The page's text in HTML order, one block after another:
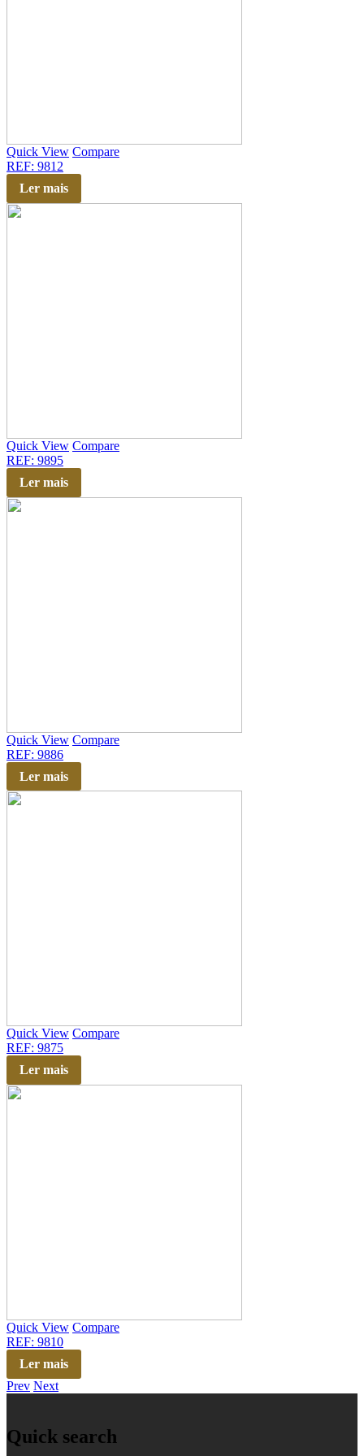
Quick View Compare
REF: 9812
Ler mais
Quick View Compare
REF: 9895
Ler mais
Quick View Compare
REF: 9886
Ler mais
Quick View Compare
REF: 9875
Ler mais
Quick View Compare
REF: 9810
Ler mais
Prev Next
Quick search